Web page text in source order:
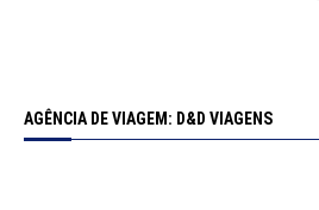
AGÊNCIA DE VIAGEM: D&D VIAGENS